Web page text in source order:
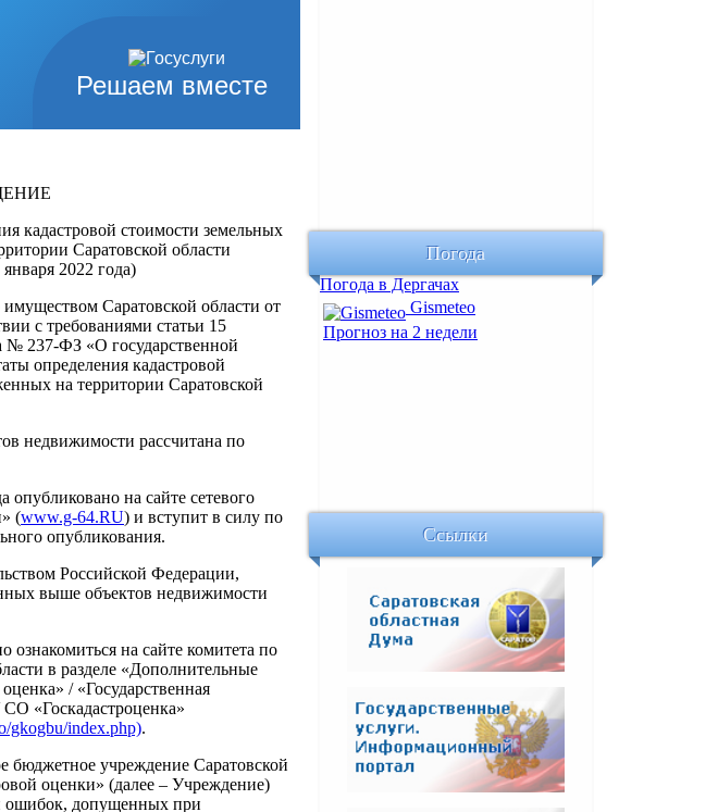
Решаем вместе
кадастровой стоимости земельных
Саратовской области
2022 года)
Саратовской области от
с требованиями статьи 15
№ 237-ФЗ «О государственной
определения кадастровой
на территории Саратовской
недвижимости рассчитана по
опубликовано на сайте сетевого
(www.g-64.RU) и вступит в силу по
опубликования.
Российской Федерации,
выше объектов недвижимости
на сайте комитета по
в разделе «Дополнительные
/ «Государственная
«Госкадастроценка»
gkogbu/index.php).
бюджетное учреждение Саратовской
оценки» (далее – Учреждение)
ошибок, допущенных при
Погода
Погода в Дергачах
Gismeteo
Прогноз на 2 недели
Ссылки